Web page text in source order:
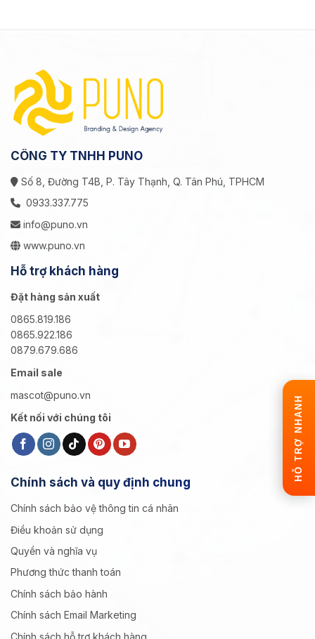
CÔNG TY TNHH PUNO
Số 8, Đường T4B, P. Tây Thạnh, Q. Tân Phú, TPHCM
0933.337.775
info@puno.vn
www.puno.vn
Hỗ trợ khách hàng
Đặt hàng sản xuất
0865.819.186
0865.922.186
0879.679.686
Email sale
mascot@puno.vn
Kết nối với chúng tôi
Chính sách và quy định chung
Chính sách bảo vệ thông tin cá nhân
Điều khoản sử dụng
Quyền và nghĩa vụ
Phương thức thanh toán
Chính sách bảo hành
Chính sách Email Marketing
Chính sách hỗ trợ khách hàng
HỖ TRỢ NHANH